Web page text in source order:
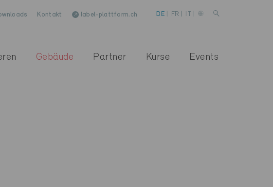
Kontakt label-plattform.ch DE FR
Gebäude Partner Kurse Events